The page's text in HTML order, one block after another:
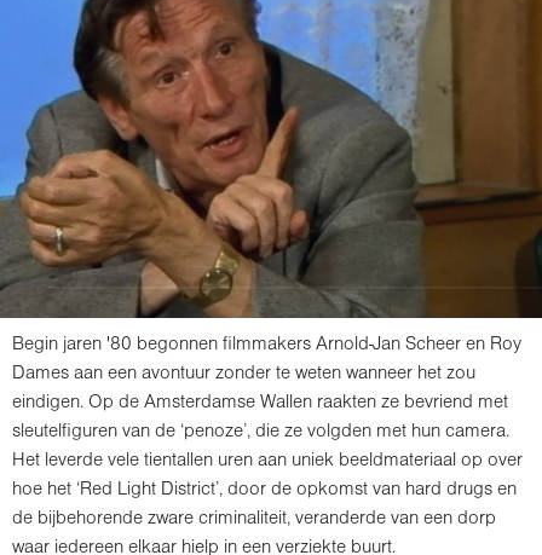
Begin jaren '80 begonnen filmmakers Arnold-Jan Scheer en Roy
Dames aan een avontuur zonder te weten wanneer het zou
eindigen. Op de Amsterdamse Wallen raakten ze bevriend met
sleutelfiguren van de ‘penoze’, die ze volgden met hun camera.
Het leverde vele tientallen uren aan uniek beeldmateriaal op over
hoe het ‘Red Light District’, door de opkomst van hard drugs en
de bijbehorende zware criminaliteit, veranderde van een dorp
waar iedereen elkaar hielp in een verziekte buurt.